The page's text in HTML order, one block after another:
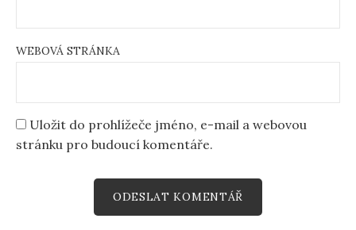
WEBOVÁ STRÁNKA
Uložit do prohlížeče jméno, e-mail a webovou
stránku pro budoucí komentáře.